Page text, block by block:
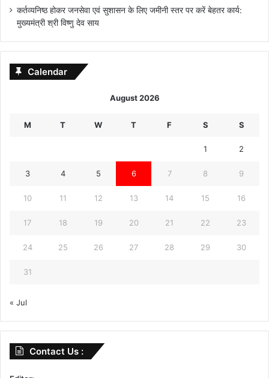
कर्तव्यनिष्ठ होकर जनसेवा एवं सुशासन के लिए जमीनी स्तर पर करें बेहतर कार्य:
मुख्यमंत्री श्री विष्णु देव साय
Calendar
August 2026
M T W T F S S
1 2
3 4 5 6 7 8 9
10 11 12 13 14 15 16
17 18 19 20 21 22 23
24 25 26 27 28 29 30
31
« Jul
Contact Us :